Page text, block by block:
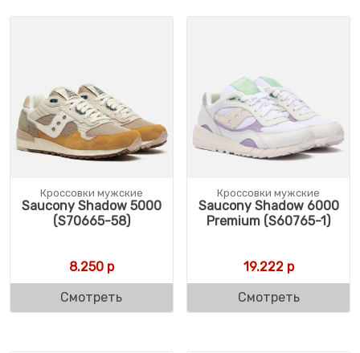
Кроссовки мужские
Saucony Shadow 5000
(S70665-58)
8.250р
Смотреть
Кроссовки мужские
Saucony Shadow 6000
Premium (S60765-1)
19.222р
Смотреть